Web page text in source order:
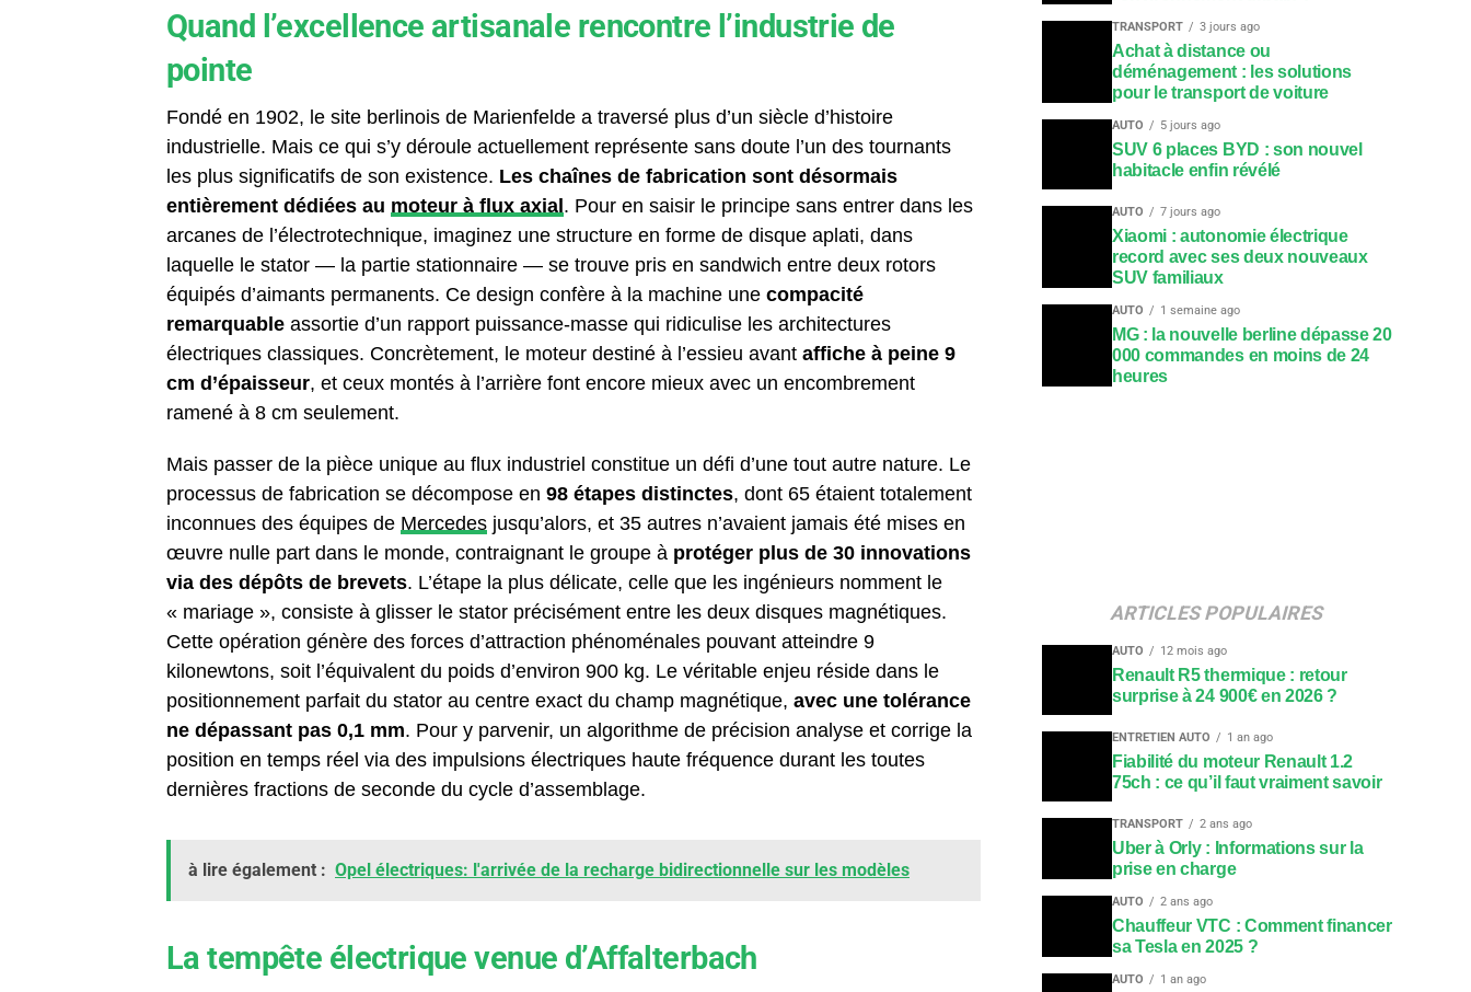
Quand l’excellence artisanale rencontre l’industrie de
pointe
Fondé en 1902, le site berlinois de Marienfelde a traversé plus d’un siècle d’histoire
industrielle. Mais ce qui s’y déroule actuellement représente sans doute l’un des tournants
les plus significatifs de son existence. Les chaînes de fabrication sont désormais
entièrement dédiées au moteur à flux axial . Pour en saisir le principe sans entrer dans les
arcanes de l’électrotechnique, imaginez une structure en forme de disque aplati, dans
laquelle le stator — la partie stationnaire — se trouve pris en sandwich entre deux rotors
équipés d’aimants permanents. Ce design confère à la machine une compacité
remarquable assortie d’un rapport puissance-masse qui ridiculise les architectures
électriques classiques. Concrètement, le moteur destiné à l’essieu avant affiche à peine 9
cm d’épaisseur, et ceux montés à l’arrière font encore mieux avec un encombrement
ramené à 8 cm seulement.
Mais passer de la pièce unique au flux industriel constitue un défi d’une tout autre nature. Le
processus de fabrication se décompose en 98 étapes distinctes, dont 65 étaient totalement
inconnues des équipes de Mercedes jusqu’alors, et 35 autres n’avaient jamais été mises en
œuvre nulle part dans le monde, contraignant le groupe à protéger plus de 30 innovations
via des dépôts de brevets. L’étape la plus délicate, celle que les ingénieurs nomment le
« mariage », consiste à glisser le stator précisément entre les deux disques magnétiques.
Cette opération génère des forces d’attraction phénoménales pouvant atteindre 9
kilonewtons, soit l’équivalent du poids d’environ 900 kg. Le véritable enjeu réside dans le
positionnement parfait du stator au centre exact du champ magnétique, avec une tolérance
ne dépassant pas 0,1 mm. Pour y parvenir, un algorithme de précision analyse et corrige la
position en temps réel via des impulsions électriques haute fréquence durant les toutes
dernières fractions de seconde du cycle d’assemblage.
à lire également : Opel électriques: l'arrivée de la recharge bidirectionnelle sur les modèles
La tempête électrique venue d’Affalterbach
TRANSPORT 3 jours ago
Achat à distance ou
déménagement : les solutions
pour le transport de voiture
AUTO 5 jours ago
SUV 6 places BYD : son nouvel
habitacle enfin révélé
AUTO 7 jours ago
Xiaomi : autonomie électrique
record avec ses deux nouveaux
SUV familiaux
AUTO 1 semaine ago
MG : la nouvelle berline dépasse 20
000 commandes en moins de 24
heures
ARTICLES POPULAIRES
AUTO 12 mois ago
Renault R5 thermique : retour
surprise à 24 900€ en 2026 ?
ENTRETIEN AUTO 1 an ago
Fiabilité du moteur Renault 1.2
75ch : ce qu’il faut vraiment savoir
TRANSPORT 2 ans ago
Uber à Orly : Informations sur la
prise en charge
AUTO 2 ans ago
Chauffeur VTC : Comment financer
sa Tesla en 2025 ?
AUTO 1 an ago